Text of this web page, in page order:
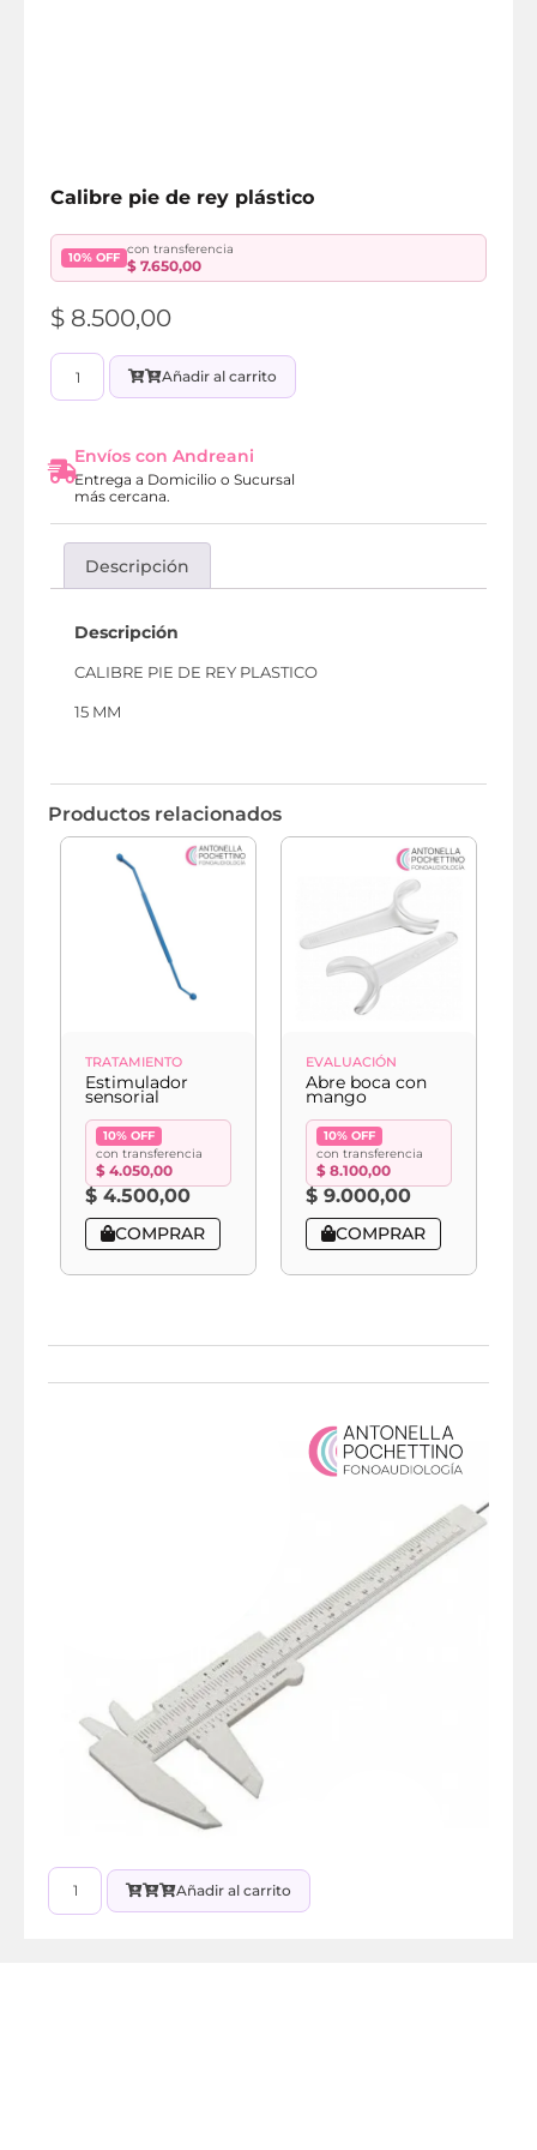
Calibre pie de rey plástico
10% OFF
con transferencia
$ 7.650,00
$ 8.500,00
Añadir al carrito
Envíos con Andreani
Entrega a Domicilio o Sucursal
más cercana.
Descripción
Descripción
CALIBRE PIE DE REY PLASTICO
15 MM
Productos relacionados
TRATAMIENTO
Estimulador
sensorial
10% OFF
con transferencia
$ 4.050,00
$ 4.500,00
COMPRAR
EVALUACIÓN
Abre boca con
mango
10% OFF
con transferencia
$ 8.100,00
$ 9.000,00
COMPRAR
Añadir al carrito